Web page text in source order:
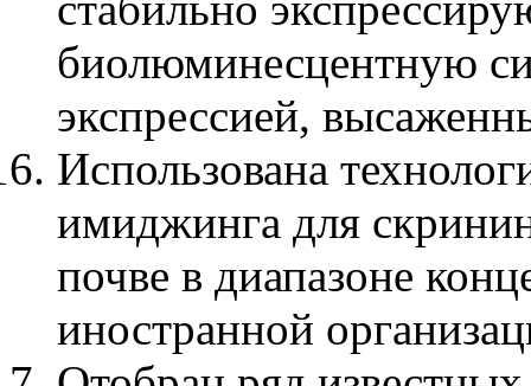
биолюминесцентную
экспрессией,
Использована
имиджинга для
почве в диапазоне
иностранной